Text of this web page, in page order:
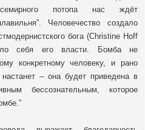
потопа нас ждёт
Человечество создало
бога (Christine Hoff
себя его власти. Бомба не
конкретному человеку, и рано
– она будет приведена в
бессознательным, которое